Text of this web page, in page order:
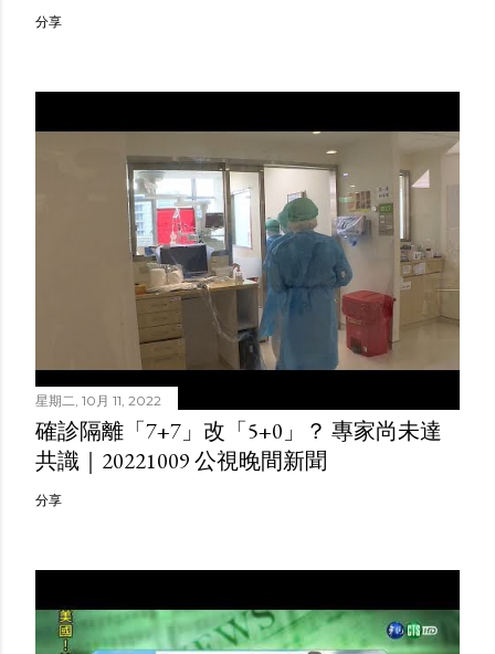
分享
星期二, 10月 11, 2022
確診隔離「7+7」改「5+0」？ 專家尚未達
共識｜20221009 公視晚間新聞
分享